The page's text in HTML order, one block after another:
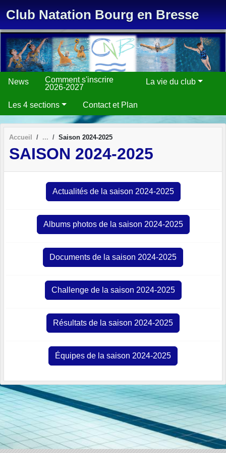
Club Natation Bourg en Bresse
News
Comment s'inscrire
2026-2027
La vie du club
Les 4 sections Contact et Plan
Accueil Saison 2024-2025
SAISON 2024-2025
Actualités de la saison 2024-2025
Albums photos de la saison 2024-2025
Documents de la saison 2024-2025
Challenge de la saison 2024-2025
Résultats de la saison 2024-2025
Équipes de la saison 2024-2025